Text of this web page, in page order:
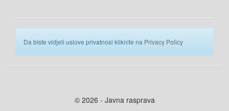
Da biste vidjeli uslove privatnosi kliknite na Privacy Policy
© 2026 - Javna rasprava